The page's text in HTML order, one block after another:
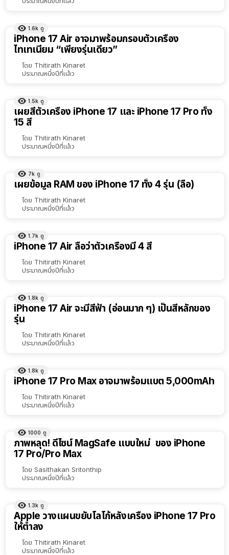
1.6k ดู
iPhone 17 Air อาจมาพร้อมกรอบตัวเครื่อง
ไทเทเนียม “เพียงรุ่นเดียว”
โดย Thitirath Kinaret
ประมาณหนึ่งปีที่แล้ว
1.5k ดู
เผยสีตัวเครื่อง iPhone 17 และ iPhone 17 Pro ทั้ง
15 สี
โดย Thitirath Kinaret
ประมาณหนึ่งปีที่แล้ว
7k ดู
เผยข้อมูล RAM ของ iPhone 17 ทั้ง 4 รุ่น (ลือ)
โดย Thitirath Kinaret
ประมาณหนึ่งปีที่แล้ว
1.7k ดู
iPhone 17 Air ลือว่าตัวเครื่องมี 4 สี
โดย Thitirath Kinaret
ประมาณหนึ่งปีที่แล้ว
1.8k ดู
iPhone 17 Air จะมีสีฟ้า (อ่อนมาก ๆ) เป็นสีหลักของ
รุ่น
โดย Thitirath Kinaret
ประมาณหนึ่งปีที่แล้ว
1.8k ดู
iPhone 17 Pro Max อาจมาพร้อมแบต 5,000mAh
โดย Thitirath Kinaret
ประมาณหนึ่งปีที่แล้ว
1000 ดู
ภาพหลุด! ดีไซน์ MagSafe แบบใหม่ ของ iPhone
17 Pro/Pro Max
โดย Sasithakan Sritonthip
ประมาณหนึ่งปีที่แล้ว
1.3k ดู
Apple วางแผนขยับโลโก้หลังเครื่อง iPhone 17 Pro
ให้ต่ำลง
โดย Thitirath Kinaret
ประมาณหนึ่งปีที่แล้ว